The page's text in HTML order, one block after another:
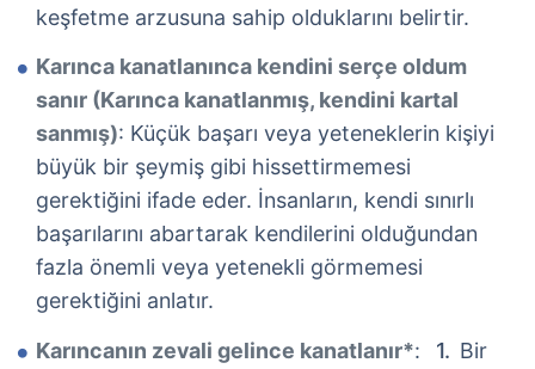
keşfetme arzusuna sahip olduklarını belirtir.
Karınca kanatlanınca kendini serçe oldum
sanır (Karınca kanatlanmış, kendini kartal
sanmış): Küçük başarı veya yeteneklerin kişiyi
büyük bir şeymiş gibi hissettirmemesi
gerektiğini ifade eder. İnsanların, kendi sınırlı
başarılarını abartarak kendilerini olduğundan
fazla önemli veya yetenekli görmemesi
gerektiğini anlatır.
Karıncanın zevali gelince kanatlanır*:
Bir